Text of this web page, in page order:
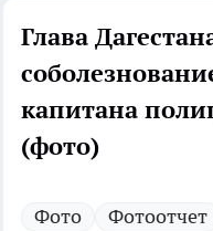
Глава
капитана
(фото)
Фото Фотоотчет